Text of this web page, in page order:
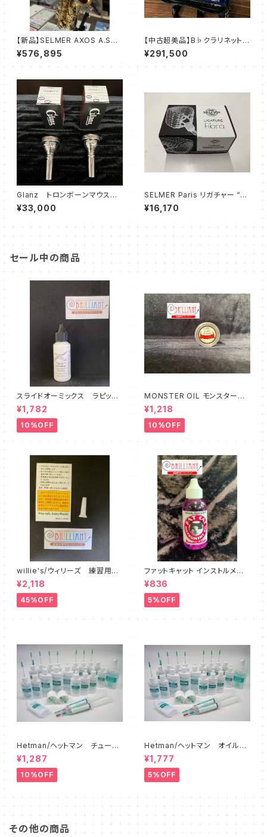
【新品】SELMER AXOS A.SAX
GL WE
¥576,895
【中古超美品】B♭クラリネット
クランポン E13
¥291,500
Glanz トロンボーンマウスピ
ース ODAGIRIシリーズ（太
管）
¥33,000
SELMER Paris リガチャー “Fi
bra” フィブラ T.SAX用
¥16,170
セール中の商品
スライドオーミックス ラピット
コンフォート
¥1,782
10%OFF
MONSTER OIL モンスターオ
イル Tuning Slide Grease
¥1,218
10%OFF
willie's/ウィリーズ 練習用ミ
ュート Little Willie - sound
reducer
¥2,118
45%OFF
ファットキャット インストルメント
オイル FAT CAT Instrument
Oil
¥836
5%OFF
Hetman/ヘットマン チューニ
ングスライドグリス 8
¥1,287
10%OFF
Hetman/ヘットマン オイル各
種
¥1,777
5%OFF
その他の商品